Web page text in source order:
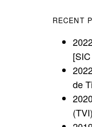
RECENT
de
(TVI)